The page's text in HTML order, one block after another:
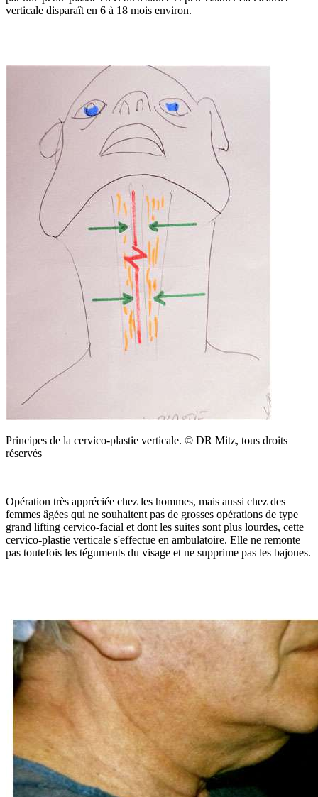
verticale disparaît en 6 à 18 mois environ.
Principes de la cervico-plastie verticale. © DR Mitz, tous droits
réservés
Opération très appréciée chez les hommes, mais aussi chez des
femmes âgées qui ne souhaitent pas de grosses opérations de type
grand lifting cervico-facial et dont les suites sont plus lourdes, cette
cervico-plastie verticale s'effectue en ambulatoire. Elle ne remonte
pas toutefois les téguments du visage et ne supprime pas les bajoues.